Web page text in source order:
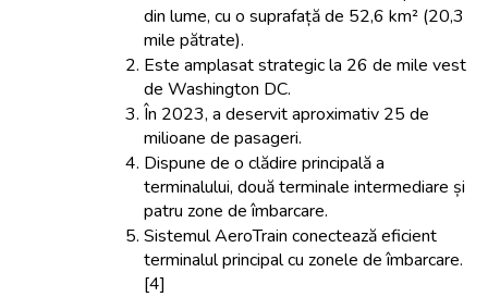
din lume, cu o suprafață de 52,6 km² (20,3
mile pătrate).
Este amplasat strategic la 26 de mile vest
de Washington DC.
În 2023, a deservit aproximativ 25 de
milioane de pasageri.
Dispune de o clădire principală a
terminalului, două terminale intermediare și
patru zone de îmbarcare.
Sistemul AeroTrain conectează eficient
terminalul principal cu zonele de îmbarcare.
[4]